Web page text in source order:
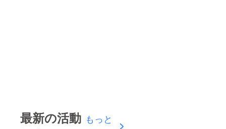
最新の活動 もっと